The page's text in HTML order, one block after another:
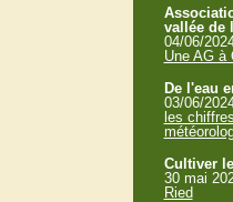
vallée de
04/06/
Une AG à
De l'eau
03/06/
les
Cultiver
30 mai
Ried